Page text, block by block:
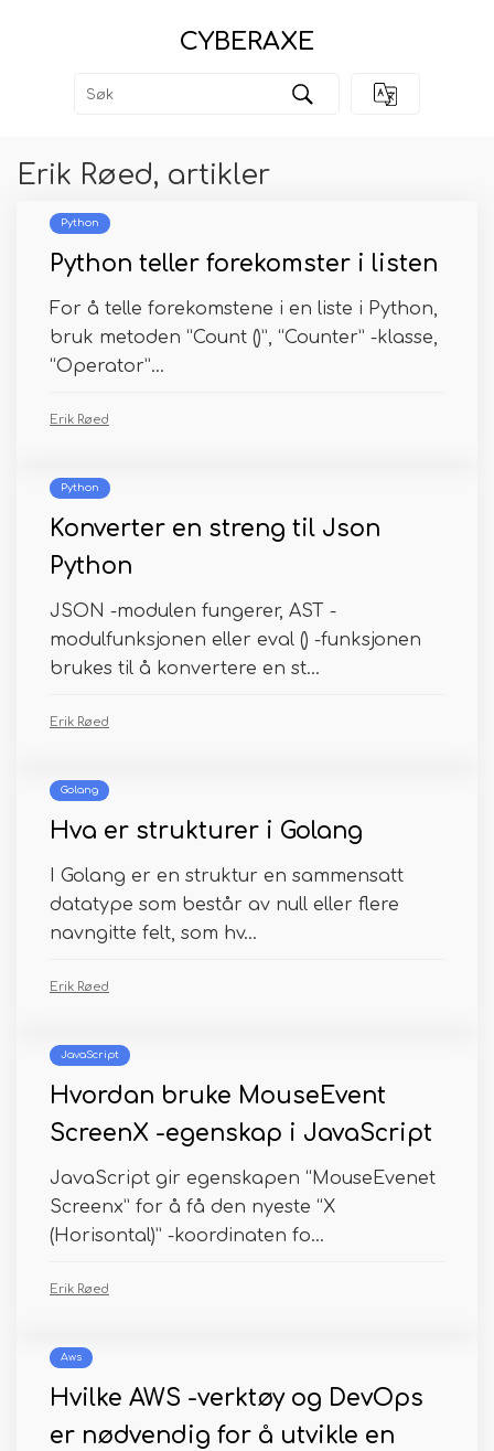
CYBERAXE
Erik Røed, artikler
Python
Python teller forekomster i listen
For å telle forekomstene i en liste i Python,
bruk metoden “Count ()”, “Counter” -klasse,
“Operator”...
Erik Røed
Python
Konverter en streng til Json
Python
JSON -modulen fungerer, AST -
modulfunksjonen eller eval () -funksjonen
brukes til å konvertere en st...
Erik Røed
Golang
Hva er strukturer i Golang
I Golang er en struktur en sammensatt
datatype som består av null eller flere
navngitte felt, som hv...
Erik Røed
JavaScript
Hvordan bruke MouseEvent
ScreenX -egenskap i JavaScript
JavaScript gir egenskapen “MouseEvenet
Screenx” for å få den nyeste “X
(Horisontal)” -koordinaten fo...
Erik Røed
Aws
Hvilke AWS -verktøy og DevOps
er nødvendig for å utvikle en